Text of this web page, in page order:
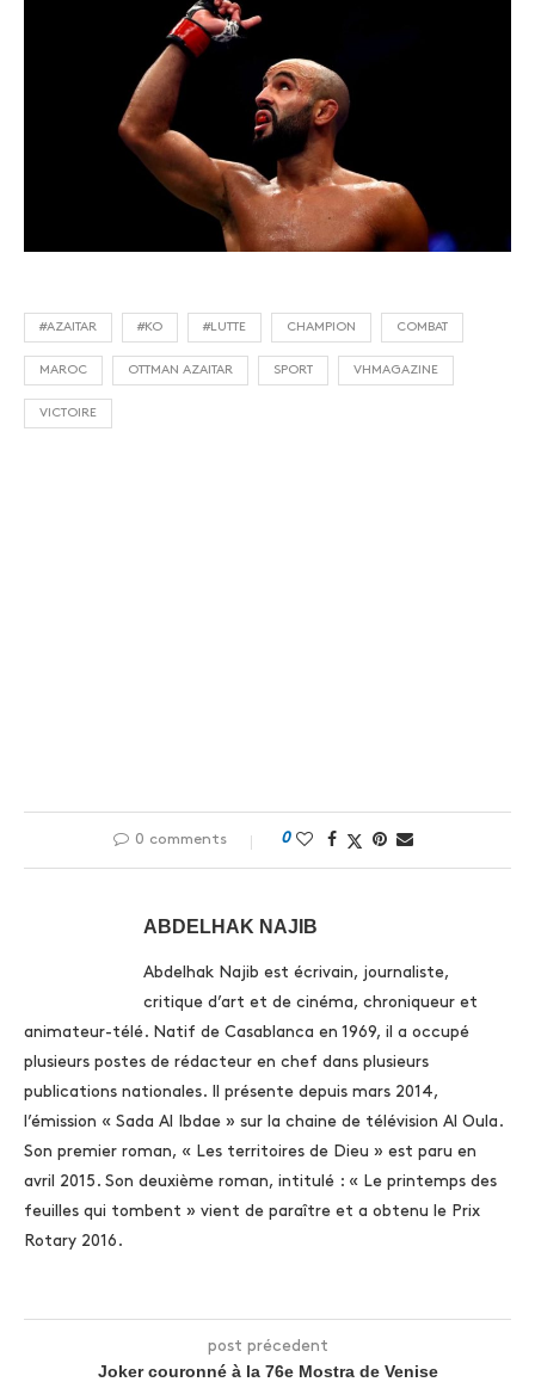
#AZAITAR #KO #LUTTE CHAMPION COMBAT
MAROC OTTMAN AZAITAR SPORT VHMAGAZINE
VICTOIRE
0 comments 0
ABDELHAK NAJIB
Abdelhak Najib est écrivain, journaliste,
critique d’art et de cinéma, chroniqueur et
animateur-télé. Natif de Casablanca en 1969, il a occupé
plusieurs postes de rédacteur en chef dans plusieurs
publications nationales. Il présente depuis mars 2014,
l’émission « Sada Al Ibdae » sur la chaine de télévision Al Oula.
Son premier roman, « Les territoires de Dieu » est paru en
avril 2015. Son deuxième roman, intitulé : « Le printemps des
feuilles qui tombent » vient de paraître et a obtenu le Prix
Rotary 2016.
post précedent
Joker couronné à la 76e Mostra de Venise